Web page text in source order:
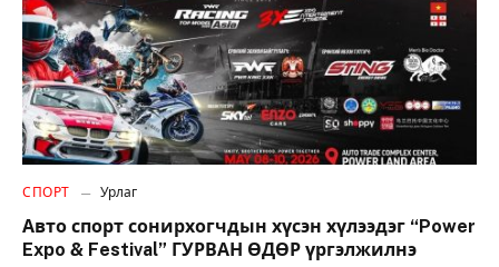
СПОРТ Урлаг
Авто спорт сонирхогчдын хүсэн хүлээдэг “Power
Expo & Festival” ГУРВАН ӨДӨР үргэлжилнэ